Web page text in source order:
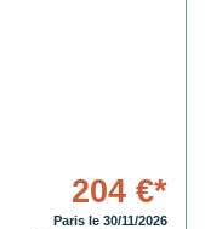
204 €*
Paris le 30/11/2026